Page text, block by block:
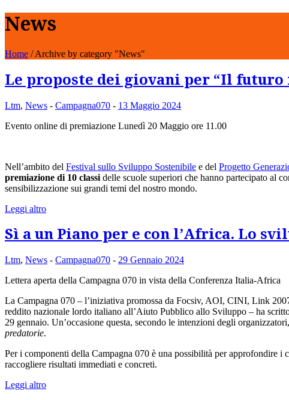
News
Home / Archive by category "News"
Le proposte dei giovani per “Il futuro
Ltm, News - Campagna070 - 13 Maggio 2024
Evento online di premiazione Lunedì 20 Maggio ore 11.00
Nell’ambito del Festival sullo Sviluppo Sostenibile e del Progetto
premiazione di 10 classi delle scuole superiori che hanno partecipato al
sensibilizzazione sui grandi temi del nostro mondo.
Leggi altro
Sì a un Piano per e con l’Africa. Lo
Ltm, News - Campagna070 - 29 Gennaio 2024
Lettera aperta della Campagna 070 in vista della Conferenza Italia-Africa
La Campagna 070 – l’iniziativa promossa da Focsiv, AOI, CINI, Link
reddito nazionale lordo italiano all’Aiuto Pubblico allo Sviluppo – ha
29 gennaio. Un’occasione questa, secondo le intenzioni degli
predatorie.
Per i componenti della Campagna 070 è una possibilità per approfondire
raccogliere risultati immediati e concreti.
Leggi altro